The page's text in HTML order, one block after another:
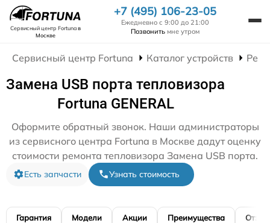
Сервисный центр Fortunaв
Москве
+7 (495) 106-23-05
Ежедневно с 9:00 до 21:00
Позвонить мне утром
Сервисный центр Fortuna Каталог устройств
Замена USB порта тепловизора
Fortuna GENERAL
Оформите обратный звонок. Наши администраторы
из сервисного центра Fortuna в Москве дадут оценку
стоимости ремонта тепловизора Замена USB порта.
Есть запчасти Узнать стоимость
Гарантия Модели Акции Преимущества